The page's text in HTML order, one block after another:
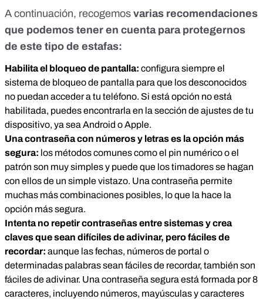
A continuación, recogemos varias recomendaciones
que podemos tener en cuenta para protegernos
de este tipo de estafas:
Habilita el bloqueo de pantalla: configura siempre el
sistema de bloqueo de pantalla para que los desconocidos
no puedan acceder a tu teléfono. Si está opción no está
habilitada, puedes encontrarla en la sección de ajustes de tu
dispositivo, ya sea Android o Apple.
Una contraseña con números y letras es la opción más
segura: los métodos comunes como el pin numérico o el
patrón son muy simples y puede que los timadores se hagan
con ellos de un simple vistazo. Una contraseña permite
muchas más combinaciones posibles, lo que la hace la
opción más segura.
Intenta no repetir contraseñas entre sistemas y crea
claves que sean difíciles de adivinar, pero fáciles de
recordar: aunque las fechas, números de portal o
determinadas palabras sean fáciles de recordar, también son
fáciles de adivinar. Una contraseña segura está formada por 8
caracteres, incluyendo números, mayúsculas y caracteres